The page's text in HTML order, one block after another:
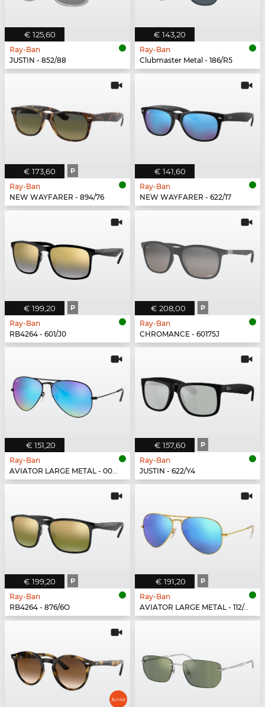
€ 125,60
Ray-Ban
JUSTIN - 852/88
€ 143,20
Ray-Ban
Clubmaster Metal - 186/R5
€ 173,60 P
Ray-Ban
NEW WAYFARER - 894/76
€ 141,60
Ray-Ban
NEW WAYFARER - 622/17
€ 199,20 P
Ray-Ban
RB4264 - 601/J0
€ 208,00 P
Ray-Ban
CHROMANCE - 60175J
€ 151,20
Ray-Ban
AVIATOR LARGE METAL - 002/4O
€ 157,60 P
Ray-Ban
JUSTIN - 622/Y4
€ 199,20 P
Ray-Ban
RB4264 - 876/6O
€ 191,20 P
Ray-Ban
AVIATOR LARGE METAL - 112/4L